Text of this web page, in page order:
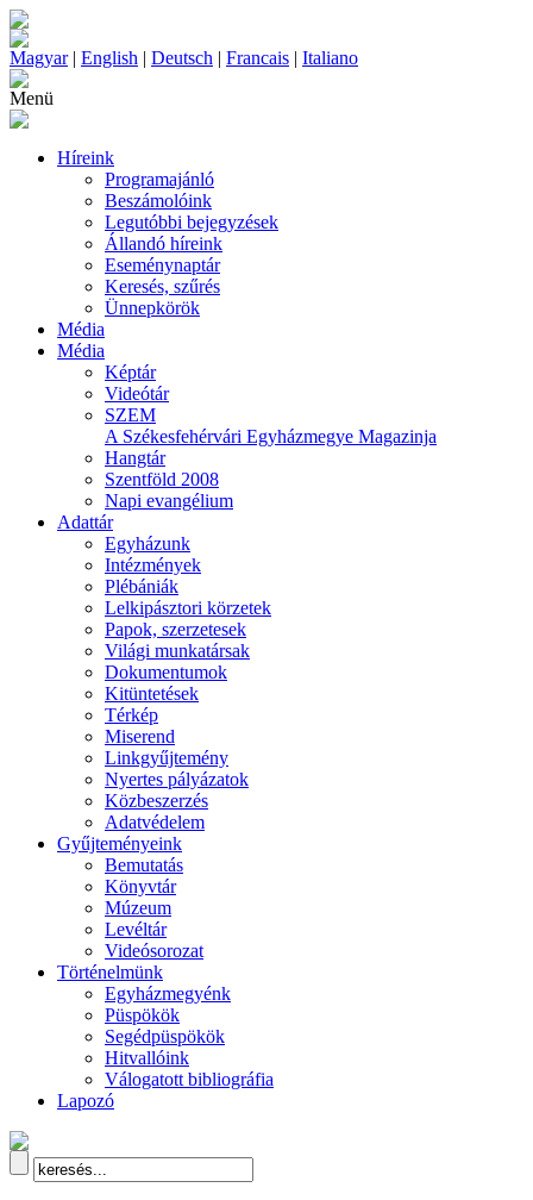
Magyar| English | Deutsch | Francais | Italiano
Menü
Híreink
Programajánló
Beszámolóink
Legutóbbi bejegyzések
Állandó híreink
Eseménynaptár
Keresés, szűrés
Ünnepkörök
Média
Média
Képtár
Videótár
SZEM
A Székesfehérvári Egyházmegye Magazinja
Hangtár
Szentföld 2008
Napi evangélium
Adattár
Egyházunk
Intézmények
Plébániák
Lelkipásztori körzetek
Papok, szerzetesek
Világi munkatársak
Dokumentumok
Kitüntetések
Térkép
Miserend
Linkgyűjtemény
Nyertes pályázatok
Közbeszerzés
Adatvédelem
Gyűjteményeink
Bemutatás
Könyvtár
Múzeum
Levéltár
Videósorozat
Történelmünk
Egyházmegyénk
Püspökök
Segédpüspökök
Hitvallóink
Válogatott bibliográfia
Lapozó